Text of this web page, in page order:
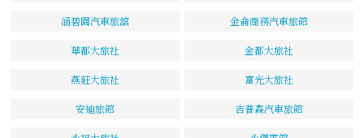
涵碧園汽車旅舘 金侖商務汽車旅館
華都大旅社 金都大旅社
燕莊大旅社 富光大旅社
安迪旅館 吉普森汽車旅館